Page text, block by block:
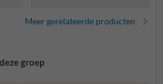
Meer gerelateerde producten
groep